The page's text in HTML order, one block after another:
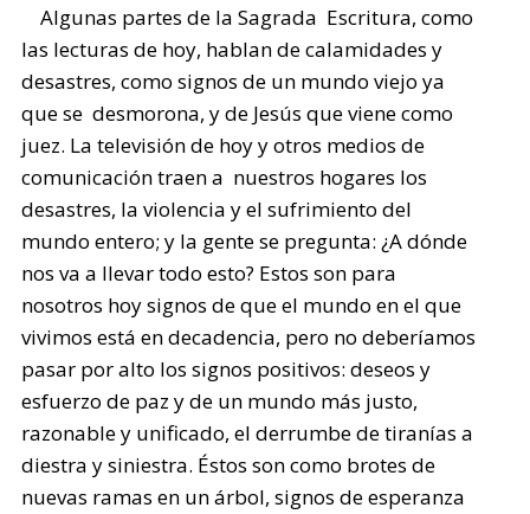
Algunas partes de la Sagrada Escritura, como
las lecturas de hoy, hablan de calamidades y
desastres, como signos de un mundo viejo ya
que se desmorona, y de Jesús que viene como
juez. La televisión de hoy y otros medios de
comunicación traen a nuestros hogares los
desastres, la violencia y el sufrimiento del
mundo entero; y la gente se pregunta: ¿A dónde
nos va a llevar todo esto? Estos son para
nosotros hoy signos de que el mundo en el que
vivimos está en decadencia, pero no deberíamos
pasar por alto los signos positivos: deseos y
esfuerzo de paz y de un mundo más justo,
razonable y unificado, el derrumbe de tiranías a
diestra y siniestra. Éstos son como brotes de
nuevas ramas en un árbol, signos de esperanza